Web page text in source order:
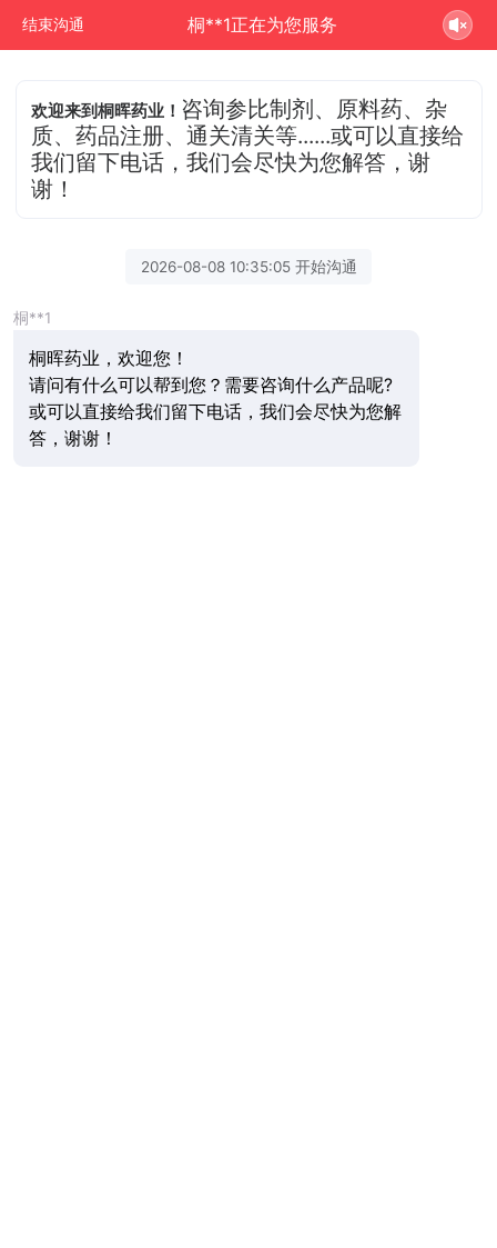
结束沟通 桐**1正在为您服务
欢迎来到桐晖药业！ 咨询参比制剂、原料药、杂
质、药品注册、通关清关等......或可以直接给
我们留下电话，我们会尽快为您解答，谢
谢！
2026-08-08 10:35:05 开始沟通
桐**1
桐晖药业，欢迎您！
请问有什么可以帮到您？需要咨询什么产品呢?
或可以直接给我们留下电话，我们会尽快为您解
答，谢谢！